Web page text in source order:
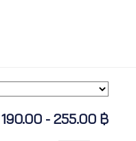
190.00 - 255.00 ฿